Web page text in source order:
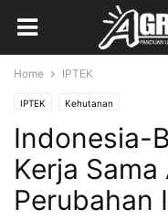
Home IPTEK
IPTEK Kehutanan
Indonesia-
Kerja
Perubahan